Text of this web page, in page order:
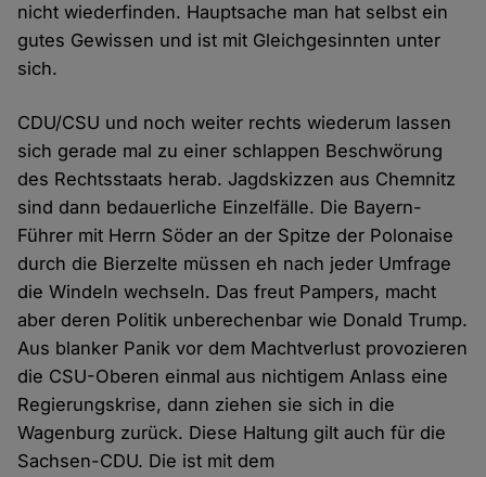
nicht wiederfinden. Hauptsache man hat selbst ein
gutes Gewissen und ist mit Gleichgesinnten unter
sich.
CDU/CSU und noch weiter rechts wiederum lassen
sich gerade mal zu einer schlappen Beschwörung
des Rechtsstaats herab. Jagdskizzen aus Chemnitz
sind dann bedauerliche Einzelfälle. Die Bayern-
Führer mit Herrn Söder an der Spitze der Polonaise
durch die Bierzelte müssen eh nach jeder Umfrage
die Windeln wechseln. Das freut Pampers, macht
aber deren Politik unberechenbar wie Donald Trump.
Aus blanker Panik vor dem Machtverlust provozieren
die CSU-Oberen einmal aus nichtigem Anlass eine
Regierungskrise, dann ziehen sie sich in die
Wagenburg zurück. Diese Haltung gilt auch für die
Sachsen-CDU. Die ist mit dem